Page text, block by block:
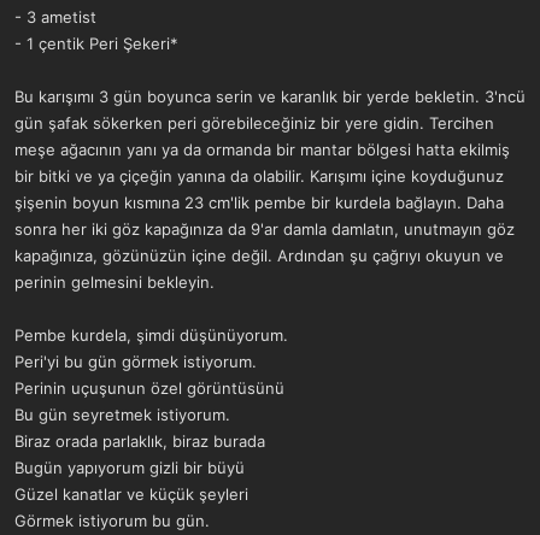
- 3 ametist
- 1 çentik Peri Şekeri*
Bu karışımı 3 gün boyunca serin ve karanlık bir yerde bekletin. 3'ncü
gün şafak sökerken peri görebileceğiniz bir yere gidin. Tercihen
meşe ağacının yanı ya da ormanda bir mantar bölgesi hatta ekilmiş
bir bitki ve ya çiçeğin yanına da olabilir. Karışımı içine koyduğunuz
şişenin boyun kısmına 23 cm'lik pembe bir kurdela bağlayın. Daha
sonra her iki göz kapağınıza da 9'ar damla damlatın, unutmayın göz
kapağınıza, gözünüzün içine değil. Ardından şu çağrıyı okuyun ve
perinin gelmesini bekleyin.
Pembe kurdela, şimdi düşünüyorum.
Peri'yi bu gün görmek istiyorum.
Perinin uçuşunun özel görüntüsünü
Bu gün seyretmek istiyorum.
Biraz orada parlaklık, biraz burada
Bugün yapıyorum gizli bir büyü
Güzel kanatlar ve küçük şeyleri
Görmek istiyorum bu gün.